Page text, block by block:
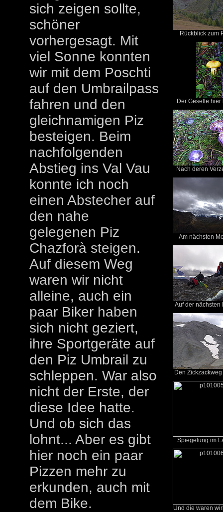
sich zeigen sollte,
schöner
vorhergesagt. Mit
viel Sonne konnten
wir mit dem Poschti
auf den Umbrailpass
fahren und den
gleichnamigen Piz
besteigen. Beim
nachfolgenden
Abstieg ins Val Vau
konnte ich noch
einen Abstecher auf
den nahe
gelegenen Piz
Chazforà steigen.
Auf diesem Weg
waren wir nicht
alleine, auch ein
paar Biker haben
sich nicht geziert,
ihre Sportgeräte auf
den Piz Umbrail zu
schleppen. War also
nicht der Erste, der
diese Idee hatte.
Und ob sich das
lohnt... Aber es gibt
hier noch ein paar
Pizzen mehr zu
erkunden, auch mit
dem Bike.
Rückblick zum
Der Geselle hier
Nach deren
Am nächsten
Auf der nächsten
Den
Spiegelung im
Und die waren